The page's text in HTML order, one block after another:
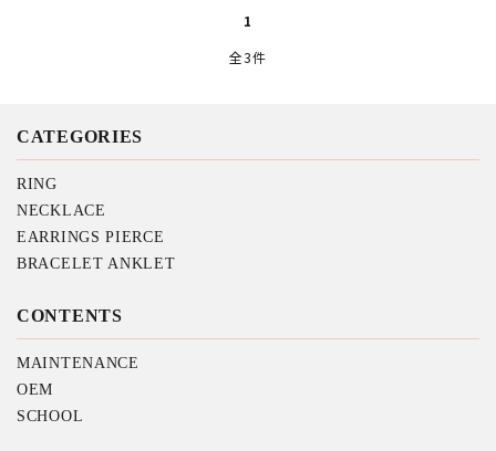
1
全3件
CATEGORIES
RING
NECKLACE
EARRINGS PIERCE
BRACELET ANKLET
CONTENTS
MAINTENANCE
OEM
SCHOOL